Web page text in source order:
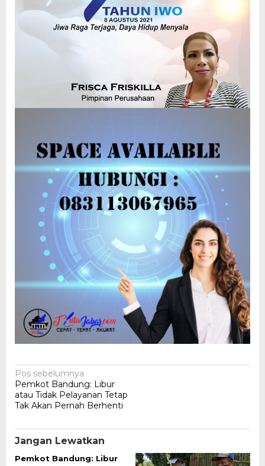
Navigasi
pos
Pos sebelumnya
Pemkot Bandung: Libur
atau Tidak Pelayanan Tetap
Tak Akan Pernah Berhenti
Jangan Lewatkan
Pemkot Bandung: Libur